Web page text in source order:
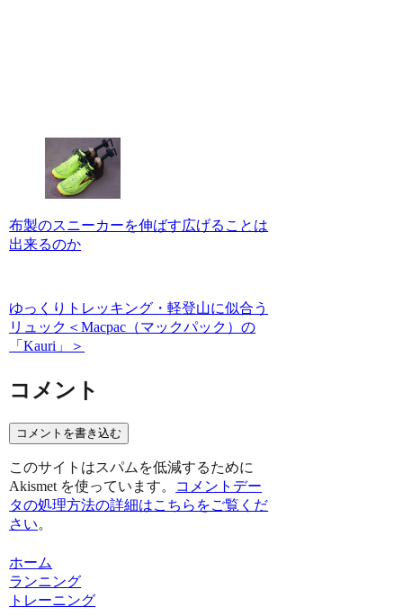
布製のスニーカーを伸ばす広げることは
出来るのか
ゆっくりトレッキング・軽登山に似合う
リュック＜Macpac（マックパック）の
「Kauri」＞
コメント
コメントを書き込む
このサイトはスパムを低減するために
Akismet を使っています。
コメントデー
タの処理方法の詳細はこちらをご覧くだ
さい。
ホーム
ランニング
トレーニング